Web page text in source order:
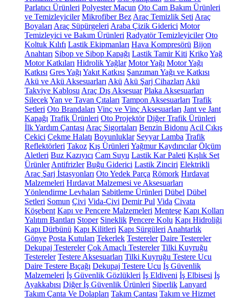
Parlatıcı Ürünleri Polyester Macun Oto Cam Bakım Ürünleri
ve Temizleyiciler Mikrofiber Bez Araç Temizlik Seti Araç
Boyaları Araç Süpürgeleri Araba Çizik Giderici Motor
Temizleyici ve Bakım Ürünleri Radyatör Temizleyiciler Oto
Koltuk Kılıfı Lastik Ekipmanları Hava Kompresörü Bijon
Anahtarı Sibop ve Sibop Kapağı Lastik Tamir Kiti KrikoYağ
Motor Katkıları Hidrolik Yağlar Motor Yağı Motor Yağı
Katkısı Gres Yağı Yakıt Katkısı Şanzıman Yağı ve Katkısı
Akü ve Akü Aksesuarları Akü Akü Şarj Cihazları Akü
Takviye Kablosu Araç Dış Aksesuar Plaka Aksesuarları
SilecekYan ve Tavan Çıtaları Tampon Aksesuarları Trafik
Setleri Oto Brandaları Vinç ve Vinç Aksesuarları Jant ve Jant
Kapağı Trafik Ürünleri Oto Projektör Diğer Trafik Ürünleri
İlk Yardım Çantası Araç Sigortaları Benzin Bidonu Acil Çıkış
Çekici Çekme Halatı Boyunluklar Seyyar Lamba Trafik
Reflektörleri Takoz Kış Ürünleri Yağmur Kaydırıcılar Ölçüm
Aletleri Buz Kazıyıcı Cam Suyu Lastik Kar Paleti Kışlık Set
Ürünler Antifrizler Buğu Giderici Lastik Zinciri Elektrikli
Araç Şarj İstasyonları Oto Yedek Parça Römork Hırdavat
Malzemeleri Hırdavat Malzemesi ve Aksesuarları
Yönlendirme Levhaları Sabitleme Ürünleri Dübel Dübel
Setleri Somun Çivi Vida-Çivi Demir Pul Vida Civata
Köşebent Kapı ve Pencere Malzemeleri Menteşe Kapı Kolları
Yalıtım Bantları Stoper Sineklik Pencere Kolu Kapı Hidroliği
Kapı Dürbünü Kapı Kilitleri Kapı Sürgüleri Anahtarlık
Gönye Posta Kutuları Tekerlek Testereler Daire Testereler
Dekupaj Testereler Çok Amaçlı Testereler Tilki Kuyruğu
Testereler Testere Aksesuarları Tilki Kuyruğu Testere Ucu
Daire Testere Bıçağı Dekupaj Testere Ucu İş Güvenlik
Malzemeleri İş Güvenlik Gözlükleri İş Eldiveni İş Elbisesi İş
Ayakkabısı Diğer İş Güvenlik Ürünleri Siperlik Lanyard
Takım Çanta Ve Dolapları Takım Çantası Takım ve Hizmet